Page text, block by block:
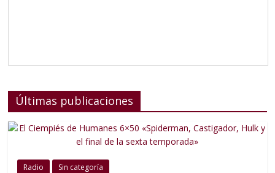
Últimas publicaciones
Radio Sin categoría